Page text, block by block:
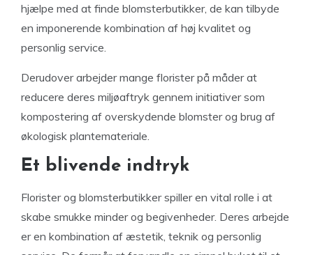
hjælpe med at finde blomsterbutikker, de kan tilbyde
en imponerende kombination af høj kvalitet og
personlig service.
Derudover arbejder mange florister på måder at
reducere deres miljøaftryk gennem initiativer som
kompostering af overskydende blomster og brug af
økologisk plantemateriale.
Et blivende indtryk
Florister og blomsterbutikker spiller en vital rolle i at
skabe smukke minder og begivenheder. Deres arbejde
er en kombination af æstetik, teknik og personlig